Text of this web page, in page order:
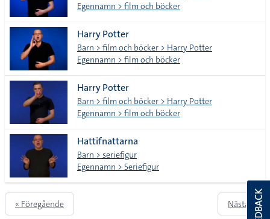
Egennamn > film och böcker
Harry Potter
Barn > film och böcker > Harry Potter
Egennamn > film och böcker
Harry Potter
Barn > film och böcker > Harry Potter
Egennamn > film och böcker
Hattifnattarna
Barn > seriefigur
Egennamn > Seriefigur
« Föregående Nästa »